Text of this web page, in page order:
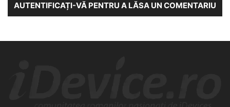
AUTENTIFICAȚI-VĂ PENTRU A LĂSA UN COMENTARIU